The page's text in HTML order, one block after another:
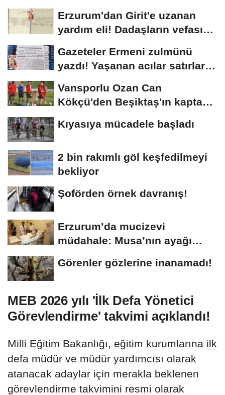
Erzurum'dan Girit'e uzanan
yardım eli! Dadaşların vefası
Gazeteler Ermeni zulmünü
yazdı! Yaşanan acılar satırlara
Vansporlu Ozan Can
Kökçü'den Beşiktaş'ın kaptanı
Kıyasıya mücadele başladı
2 bin rakımlı göl keşfedilmeyi
bekliyor
Şoförden örnek davranış!
Erzurum’da mucizevi
müdahale: Musa’nın ayağı
Görenler gözlerine inanamadı!
MEB 2026 yılı 'İlk Defa Yönetici
Görevlendirme' takvimi açıklandı!
Milli Eğitim Bakanlığı, eğitim kurumlarına ilk
defa müdür ve müdür yardımcısı olarak
atanacak adaylar için merakla beklenen
görevlendirme takvimini resmi olarak